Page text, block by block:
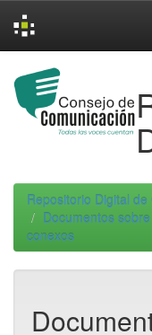
navigation
Repositorio Digital
Documentos
conexos